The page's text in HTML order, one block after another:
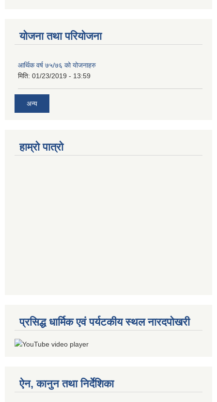
योजना तथा परियोजना
आर्थिक वर्ष ७५/७६ को योजनाहरु
मिति: 01/23/2019 - 13:59
अन्य
हाम्रो पात्रो
प्रसिद्ध धार्मिक एवं पर्यटकीय स्थल नारदपोखरी
ऐन, कानुन तथा निर्देशिका